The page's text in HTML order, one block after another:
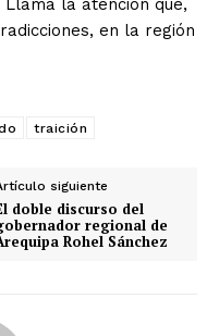
la atención que,
en la región
traición
siguiente
doble discurso del
regional de
Rohel Sánchez